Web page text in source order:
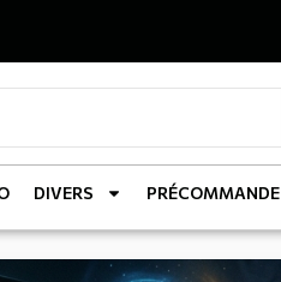
DIVERS PRÉCOMMANDE